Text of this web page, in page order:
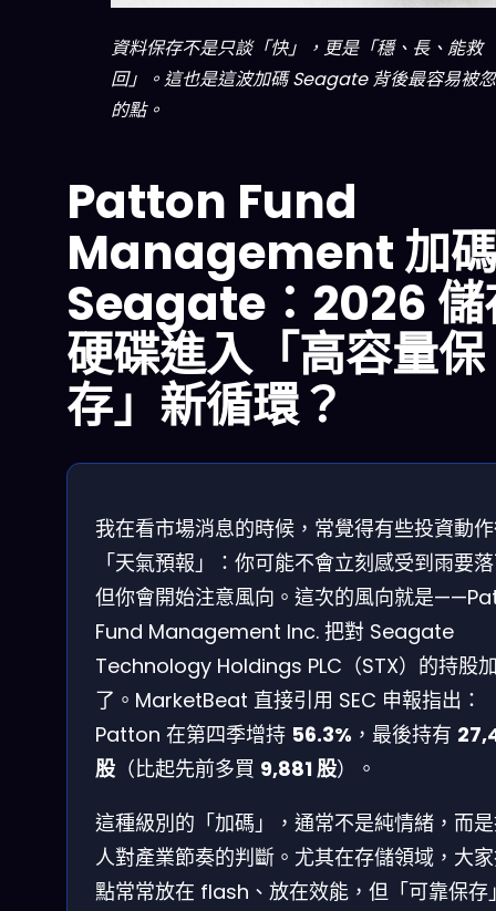
資料保存不是只談「快」，更是「穩、長、能救
回」。這也是這波加碼 Seagate 背後最容易被
的點。
Patton Fund
Management 加碼
Seagate：2026 儲
硬碟進入「高容量保
存」新循環？
我在看市場消息的時候，常覺得有些投資動
「天氣預報」：你可能不會立刻感受到雨要
但你會開始注意風向。這次的風向就是
Fund Management Inc. 把對 Seagate
Technology Holdings PLC（STX）的持股
了。MarketBeat 直接引用 SEC 申報指出：
Patton 在第四季增持 56.3% ，最後持有
股 （比起先前多買 9,881 股）。
這種級別的「加碼」，通常不是純情緒，而
人對產業節奏的判斷。尤其在存儲領域，大
點常常放在 flash、放在效能，但「可靠保存